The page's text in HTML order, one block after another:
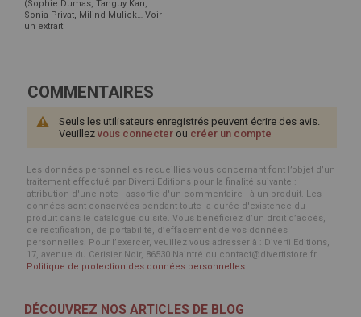
(Sophie Dumas, Tanguy Kan,
Sonia Privat, Milind Mulick… Voir
un extrait
COMMENTAIRES
Seuls les utilisateurs enregistrés peuvent écrire des avis.
Veuillez vous connecter ou créer un compte
Les données personnelles recueillies vous concernant font l’objet d’un
traitement effectué par Diverti Editions pour la finalité suivante :
attribution d'une note - assortie d'un commentaire - à un produit. Les
données sont conservées pendant toute la durée d'existence du
produit dans le catalogue du site. Vous bénéficiez d’un droit d’accès,
de rectification, de portabilité, d’effacement de vos données
personnelles. Pour l’exercer, veuillez vous adresser à : Diverti Editions,
17, avenue du Cerisier Noir, 86530 Naintré ou contact@divertistore.fr.
Politique de protection des données personnelles
DÉCOUVREZ NOS ARTICLES DE BLOG